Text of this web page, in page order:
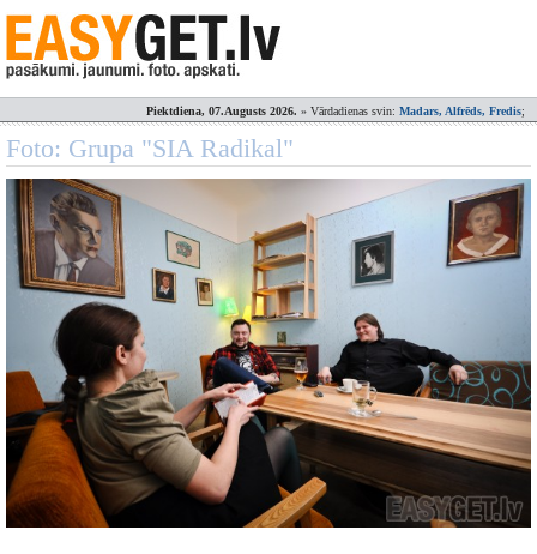
Piektdiena, 07.Augusts 2026. » Vārdadienas svin: Madars, Alfrēds, Fredis;
Foto: Grupa "SIA Radikal"